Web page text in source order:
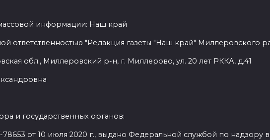
информации: Наш край
ответственностью "Редакция газеты "Наш край" Миллеровского
обл., Миллеровский р-н, г. Миллерово, ул. 20 лет РККА, д.41
и государственных органов:
от 10 июля 2020 г., выдано Федеральной службой по надзору в